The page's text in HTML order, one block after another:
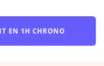
EN 1H CHRONO